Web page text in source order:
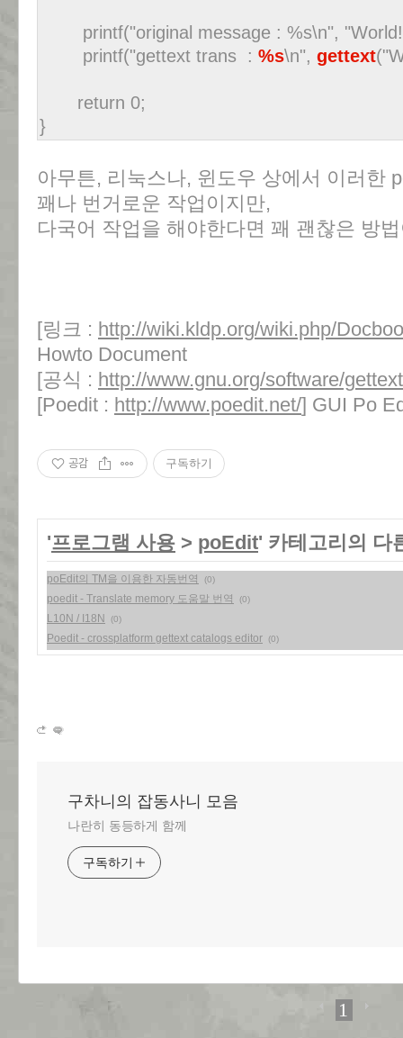
printf("original message : %s\n",
printf("gettext trans : %s\n", gettext
return 0;
}
아무튼, 리눅스나, 윈도우 상에서 이러한
꽤나 번거로운 작업이지만,
다국어 작업을 해야한다면 꽤 괜찮은 방
[링크 : http://wiki.kldp.org/wiki.php/
Howto Document
[공식 : http://www.gnu.org/software/
[Poedit : http://www.poedit.net/] GUI Po
공감 구독하기
'프로그램 사용 > poEdit' 카테고리의 다
poEdit의 TM을 이용한 자동번역 (0)
poedit - Translate memory 도움말 번역 (0)
L10N / I18N (0)
Poedit - crossplatform gettext catalogs editor (0)
구차니의 잡동사니 모음
나란히 동등하게 함께
구독하기
1